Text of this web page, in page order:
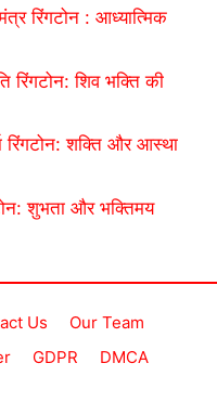
रिंगटोन : आध्यात्मिक
शिव भक्ति की
शक्ति और आस्था
शुभता और भक्तिमय
Us
Our Team
GDPR
DMCA